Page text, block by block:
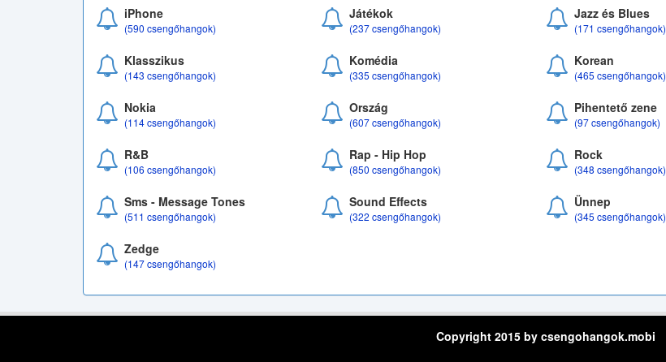
iPhone
(590 csengőhangok)
Játékok
(237 csengőhangok)
Jazz és Blues
(171 csengőhangok)
Klasszikus
(143 csengőhangok)
Komédia
(335 csengőhangok)
Korean
(465 csengőhangok)
Nokia
(114 csengőhangok)
Ország
(607 csengőhangok)
Pihentető zene
(97 csengőhangok)
R&B
(106 csengőhangok)
Rap - Hip Hop
(850 csengőhangok)
Rock
(348 csengőhangok)
Sms - Message Tones
(511 csengőhangok)
Sound Effects
(322 csengőhangok)
Ünnep
(345 csengőhangok)
Zedge
(147 csengőhangok)
Copyright 2015 by csengohangok.mobi